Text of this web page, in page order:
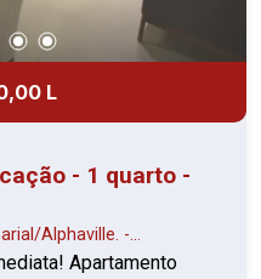
L
- 1 quarto -
- conforto
Alphaville. -
Apartamento